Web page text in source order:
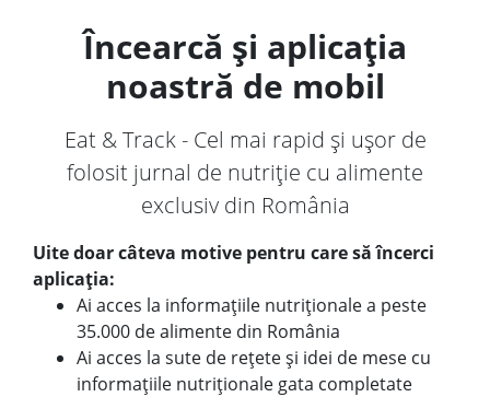
Încearcă și aplicația
noastră de mobil
Eat & Track - Cel mai rapid și ușor de
folosit jurnal de nutriție cu alimente
exclusiv din România
Uite doar câteva motive pentru care să încerci
aplicația:
Ai acces la informațiile nutriționale a peste
35.000 de alimente din România
Ai acces la sute de rețete și idei de mese cu
informațiile nutriționale gata completate